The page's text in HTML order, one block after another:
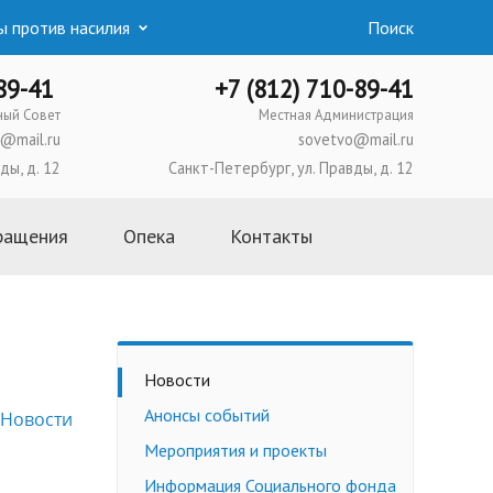
против насилия Поиск
41
Совет
+7 (812) 710-89-41
Местная Администрация
sovetvo@mail.ru
д. 12
Санкт-Петербург, ул. Правды, д. 12
Опека
Школа приемных родителей
Усыновление
Трудоустройство
несовершеннолетних
Контакты
Новости
Новости
Анонсы событий
Мероприятия и проекты
Информация Социального фонда